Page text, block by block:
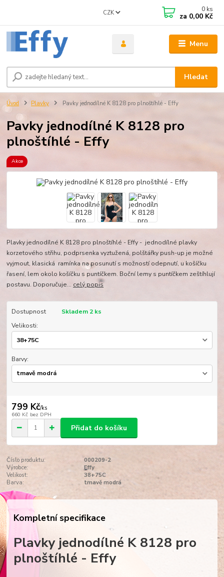
Menu
CZK
Hledat
0 ks
za 0,00 Kč
Úvod Plavky Pavky jednodílné K 8128 pro plnoštíhlé - Effy
Pavky jednodílné K 8128 pro
plnoštíhlé - Effy
Akce
Plavky jednodílné K 8128 pro plnoštíhlé - Effy - jednodílné plavky
korzetového střihu, podprsenka vyztužená, polštářky push-up je možné
vyjmout, klasická ramínka na posunutí s možností odepnutí, u košíčku
řasení, lem okolo košíčku s puntíčkem. Boční lemy s puntíčkem zeštíhlují
postavu. Doporučuje... celý popis
Dostupnost
Skladem 2 ks
Velikosti:
Barvy:
799 Kč/ks
660 Kč bez DPH
Přidat do košíku
Číslo produktu:
000209-2
Výrobce:
Effy
Velikost:
38+75C
Barva:
tmavě modrá
Kompletní specifikace
Plavky jednodílné K 8128 pro
plnoštíhlé - Effy